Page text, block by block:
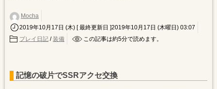
Mocha
2019年10月17日 (木) [ 最終更新日 ]2019年10月17日 (木曜日) 03:07
プレイ日記 /装備 この記事は約5分で読めます。
記憶の破片でSSRアクセ交換